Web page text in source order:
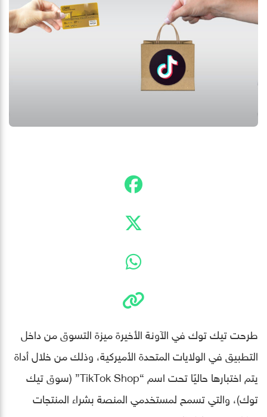
طرحت تيك توك في الآونة الأخيرة ميزة التسوق من داخل
التطبيق في الولايات المتحدة الأميركية، وذلك من خلال أداة
يتم اختبارها حاليًا تحت اسم “TikTok Shop” (سوق تيك
توك)، والتي تسمح لمستخدمي المنصة بشراء المنتجات